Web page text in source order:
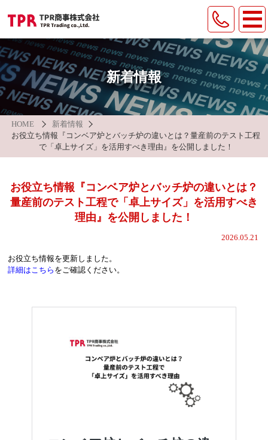
製品情報
遠赤外線ヒータ
各種装置
温度調節弁
産業・環境機器
納入事例
会社案内
TPRグループについて
環境への取組
新着情報 お役立ち情報 採用情報
サイトマップ
新着情報
HOME
新着情報
お役立ち情報『コンベア炉とバッチ炉の違いとは？量産前のテスト工程
で「卓上サイズ」を活用すべき理由』を公開しました！
お役立ち情報『コンベア炉とバッチ炉の違いとは？
量産前のテスト工程で「卓上サイズ」を活用すべき
理由』を公開しました！
2026.05.21
お役立ち情報を更新しました。
詳細はこちら をご確認ください。